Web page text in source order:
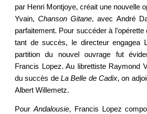
par Henri Montjoye, créait une nouvelle
Yvain,Chanson Gitane, avec André
parfaitement. Pour succéder à
tant de succès, le directeur engagea
partition du nouvel ouvrage fut
Francis Lopez. Au librettiste Raymond
du succès de La Belle de Cadix, on
Albert Willemetz.
Pour Andalousie, Francis Lopez